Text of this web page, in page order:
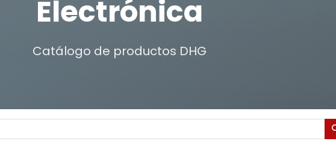
Electrónica
Catálogo de productos DHG